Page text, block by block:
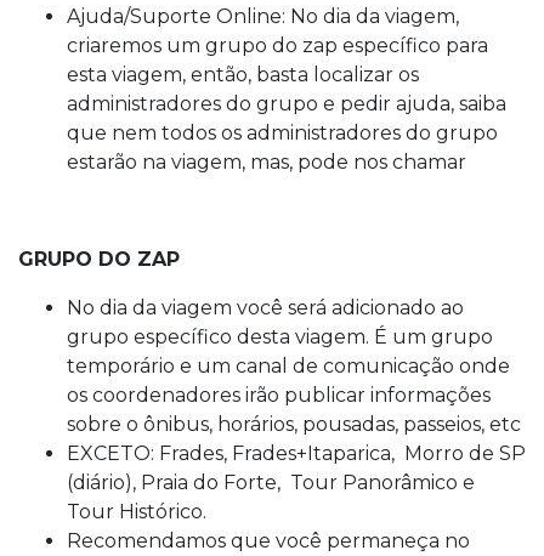
Ajuda/Suporte Online: No dia da viagem,
criaremos um grupo do zap específico para
esta viagem, então, basta localizar os
administradores do grupo e pedir ajuda, saiba
que nem todos os administradores do grupo
estarão na viagem, mas, pode nos chamar
GRUPO DO ZAP
No dia da viagem você será adicionado ao
grupo específico desta viagem. É um grupo
temporário e um canal de comunicação onde
os coordenadores irão publicar informações
sobre o ônibus, horários, pousadas, passeios, etc
EXCETO: Frades, Frades+Itaparica, Morro de SP
(diário), Praia do Forte, Tour Panorâmico e
Tour Histórico.
Recomendamos que você permaneça no